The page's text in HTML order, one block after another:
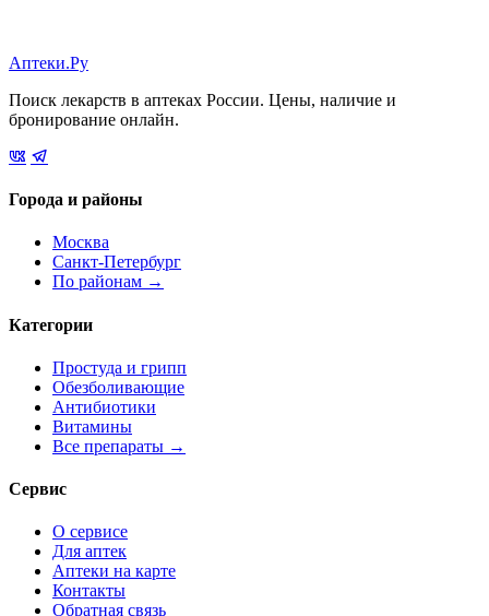
Аптеки.Ру
Поиск лекарств в аптеках России. Цены, наличие и
бронирование онлайн.
Города и районы
Москва
Санкт-Петербург
По районам →
Категории
Простуда и грипп
Обезболивающие
Антибиотики
Витамины
Все препараты →
Сервис
О сервисе
Для аптек
Аптеки на карте
Контакты
Обратная связь